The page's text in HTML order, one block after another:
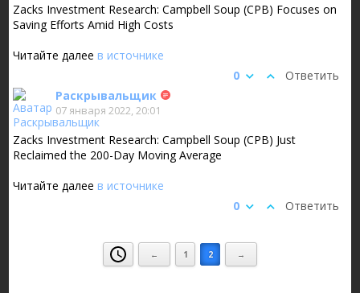
Zacks Investment Research: Campbell Soup (CPB) Focuses on
Saving Efforts Amid High Costs
Читайте далеев источнике
Ответить
0
Раскрывальщик
07 января 2022, 20:01
Zacks Investment Research: Campbell Soup (CPB) Just
Reclaimed the 200-Day Moving Average
Читайте далеев источнике
Ответить
0
← 1 2 →